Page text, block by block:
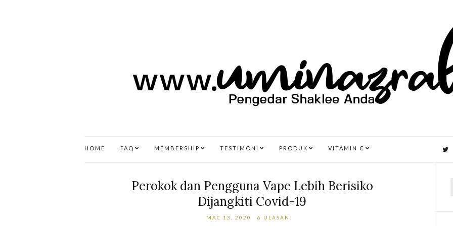
HOME FAQ MEMBERSHIP TESTIMONI PRODUK VITAMIN C
Perokok dan Pengguna Vape Lebih Berisiko
Dijangkiti Covid-19
MAC 13, 2020 6 ULASAN: